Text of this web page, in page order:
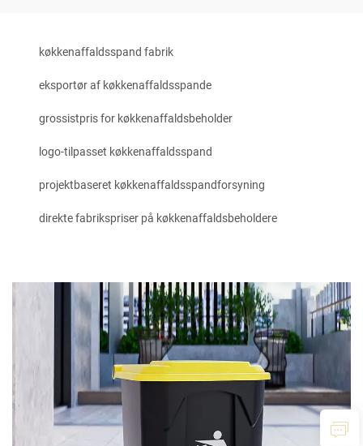
køkkenaffaldsspand fabrik
eksportør af køkkenaffaldsspande
grossistpris for køkkenaffaldsbeholder
logo-tilpasset køkkenaffaldsspand
projektbaseret køkkenaffaldsspandforsyning
direkte fabrikspriser på køkkenaffaldsbeholdere